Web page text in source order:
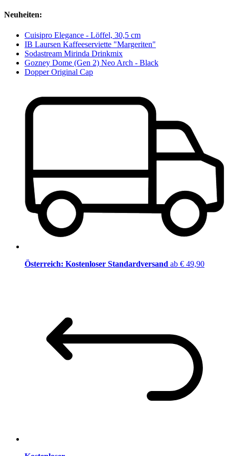
Neuheiten:
Cuisipro Elegance - Löffel, 30,5 cm
IB Laursen Kaffeeserviette "Margeriten"
Sodastream Mirinda Drinkmix
Gozney Dome (Gen 2) Neo Arch - Black
Dopper Original Cap
Österreich: Kostenloser Standardversand ab € 49,90